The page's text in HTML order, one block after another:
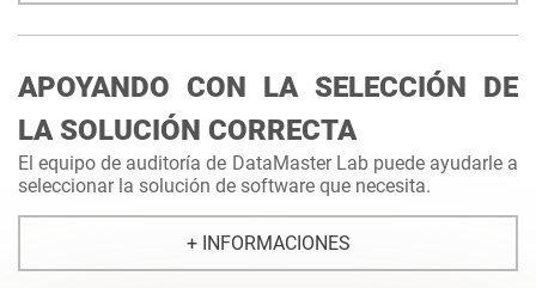
APOYANDO CON LA SELECCIÓN DE
LA SOLUCIÓN CORRECTA
El equipo de auditoría de DataMaster Lab puede ayudarle a
seleccionar la solución de software que necesita.
+ INFORMACIONES